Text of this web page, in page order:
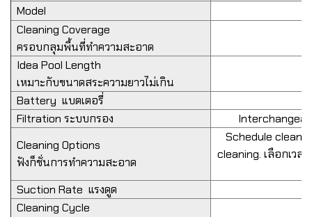
Model
Cleaning Coverage
ครอบกลุมพื้นที่ทำความสะอาด
Idea Pool Length
เหมาะกับขนาดสระความยาวไม่เกิน
Battery แบตเตอรี่
Filtration ระบบกรอง
Cleaning Options
ฟังก็ชั่นการทำความสะอาด
Schedule
cleaning. เลือกเว
Suction Rate แรงดูด
Cleaning Cycle